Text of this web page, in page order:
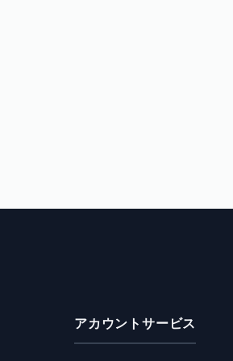
アカウントサービス